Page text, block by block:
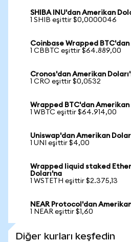
SHIBA INU'dan Amerikan
1 SHIB eşittir $0,0000046
Coinbase Wrapped
1 CBBTC eşittir $64.889,00
Cronos'dan Amerikan
1 CRO eşittir $0,0532
Wrapped BTC'dan Amerikan
1 WBTC eşittir $64.914,00
Uniswap'dan Amerikan
1 UNI eşittir $4,00
Wrapped liquid staked
Doları'na
1 WSTETH eşittir $2.375,13
NEAR Protocol'dan
1 NEAR eşittir $1,60
Diğer kurları keşfedin